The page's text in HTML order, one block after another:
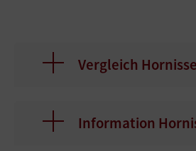
Vergleich
Information